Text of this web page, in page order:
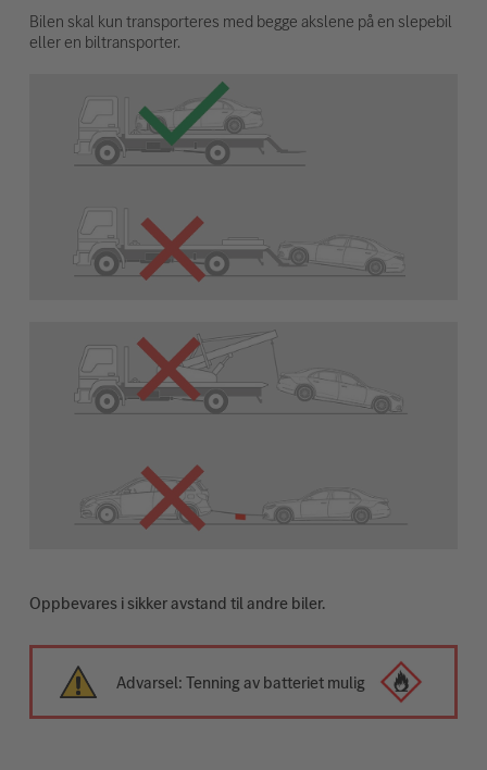
Bilen skal kun transporteres med begge akslene på en slepebil
eller en biltransporter.
Oppbevares i sikker avstand til andre biler.
Advarsel: Tenning av batteriet mulig